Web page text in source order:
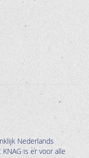
Nederlands
is er voor alle